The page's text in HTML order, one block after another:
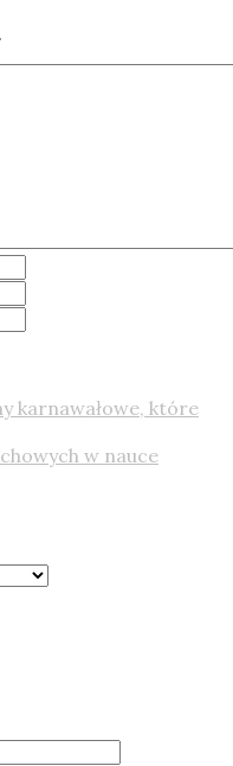
karnawałowe, które
w nauce